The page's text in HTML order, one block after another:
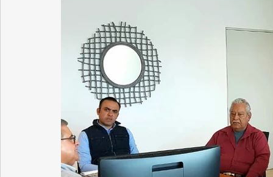
Titulares en Inicio
Santa Aurelia de los Vientos San Pedro